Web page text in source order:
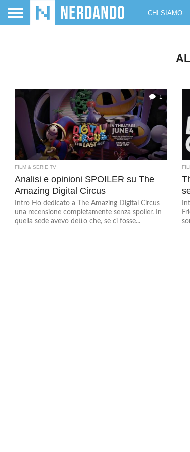
CHI SIAMO
1
FILM & SERIE TV
Analisi e opinioni SPOILER su The
Amazing Digital Circus
Intro Ho dedicato a The Amazing Digital Circus
una recensione completamente senza spoiler. In
quella sede avevo detto che, se ci fosse...